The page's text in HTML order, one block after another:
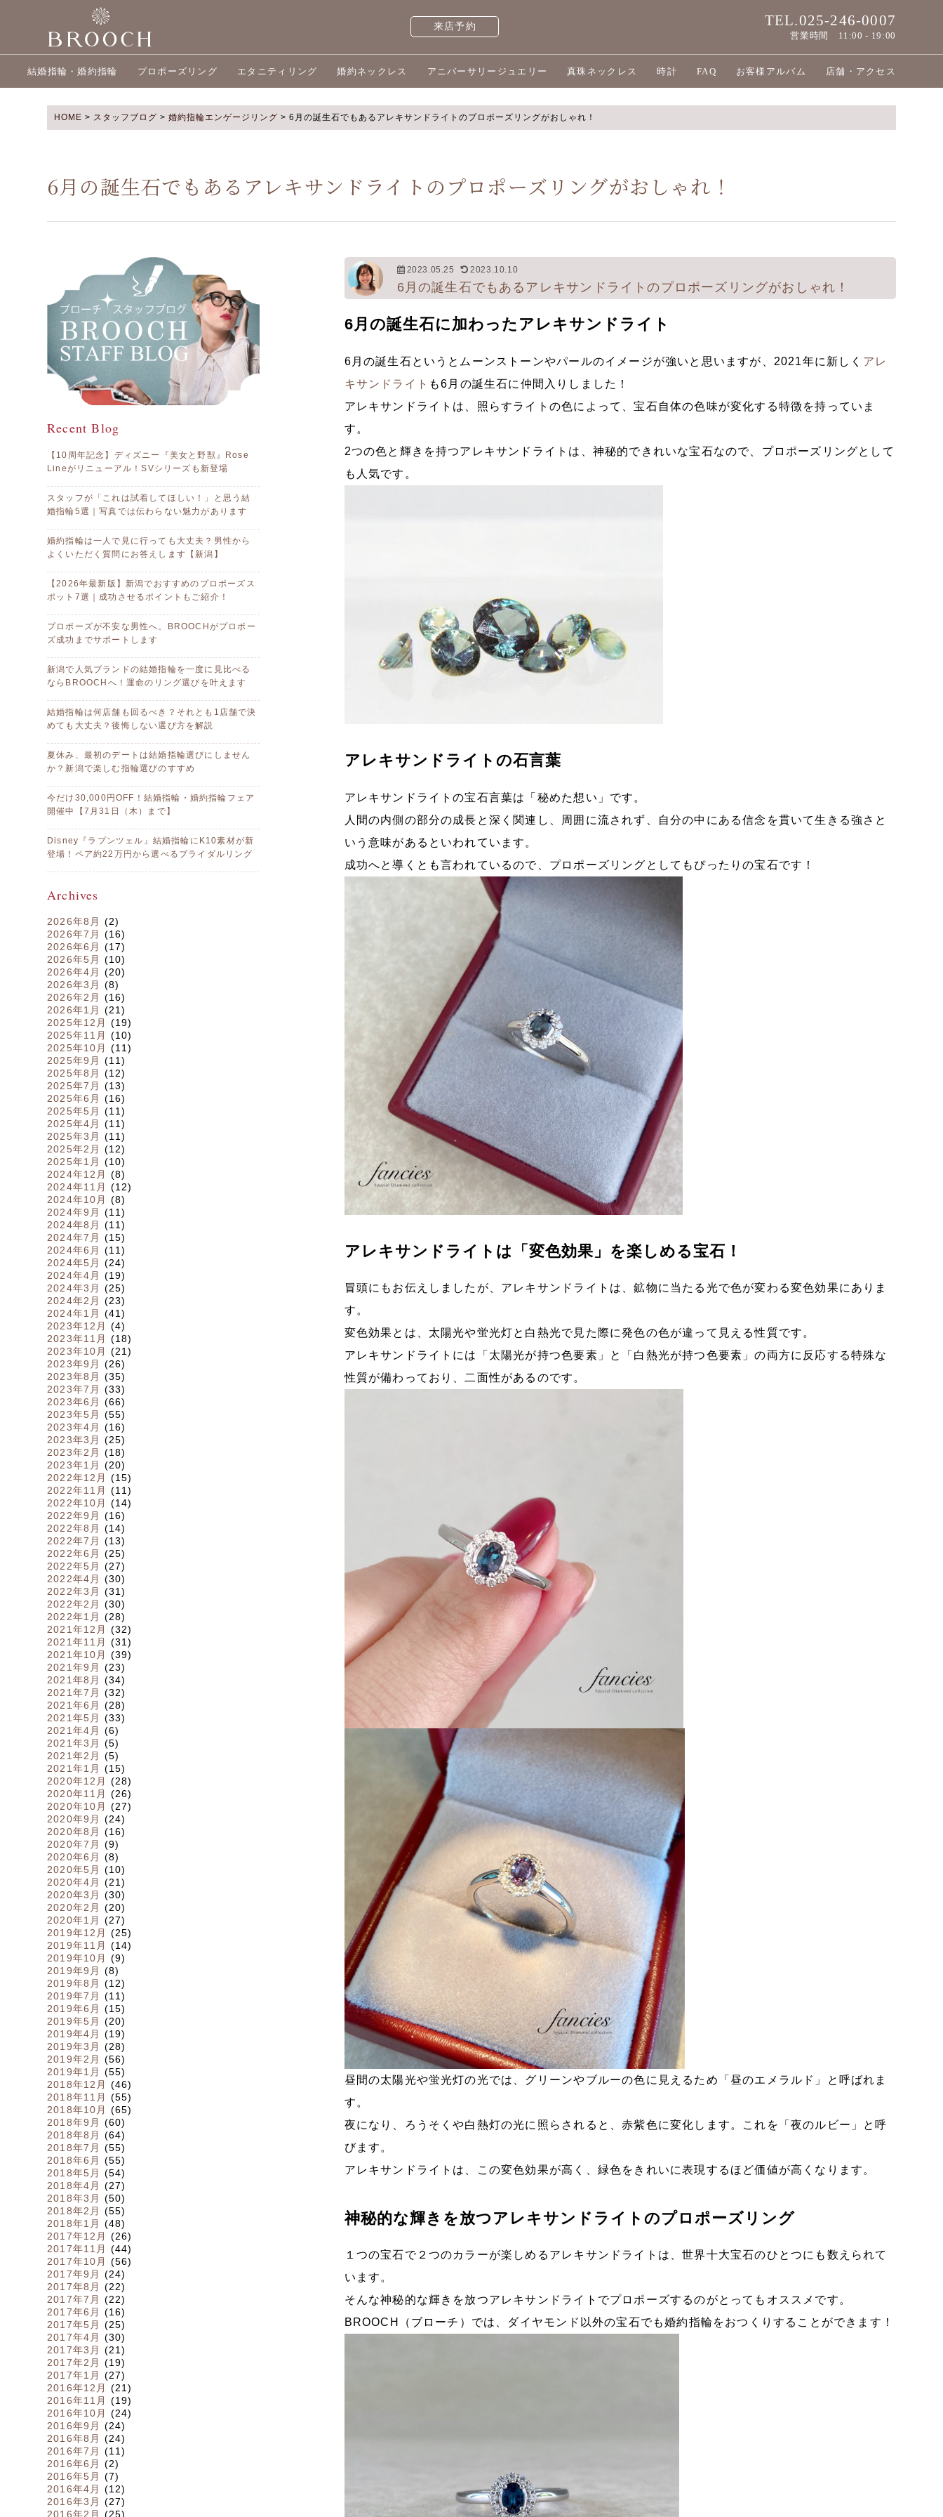
来店予約 TEL.025-246-0007
営業時間 11:00 - 19:00
結婚指輪・婚約指輪 プロポーズリング エタニティリング 婚約ネックレス アニバーサリージュエリー 真珠ネックレス 時計 FAQ お客様アルバム 店舗・アクセス
HOME > スタッフブログ > 婚約指輪エンゲージリング > 6月の誕生石でもあるアレキサンドライトのプロポーズリングがおしゃれ！
6月の誕生石でもあるアレキサンドライトのプロポーズリングがおしゃれ！
Recent Blog
【10周年記念】ディズニー『美女と野獣』Rose
Lineがリニューアル！SVシリーズも新登場
スタッフが「これは試着してほしい！」と思う結
婚指輪5選｜写真では伝わらない魅力があります
婚約指輪は一人で見に行っても大丈夫？男性から
よくいただく質問にお答えします【新潟】
【2026年最新版】新潟でおすすめのプロポーズス
ポット7選｜成功させるポイントもご紹介！
プロポーズが不安な男性へ。BROOCHがプロポー
ズ成功までサポートします
新潟で人気ブランドの結婚指輪を一度に見比べる
ならBROOCHへ！運命のリング選びを叶えます
結婚指輪は何店舗も回るべき？それとも1店舗で決
めても大丈夫？後悔しない選び方を解説
夏休み、最初のデートは結婚指輪選びにしません
か？新潟で楽しむ指輪選びのすすめ
今だけ30,000円OFF！結婚指輪・婚約指輪フェア
開催中【7月31日（木）まで】
Disney『ラプンツェル』結婚指輪にK10素材が新
登場！ペア約22万円から選べるブライダルリング
Archives
2026年8月
(2)
2026年7月
(16)
2026年6月
(17)
2026年5月
(10)
2026年4月
(20)
2026年3月
(8)
2026年2月
(16)
2026年1月
(21)
2025年12月
(19)
2025年11月
(10)
2025年10月
(11)
2025年9月
(11)
2025年8月
(12)
2025年7月
(13)
2025年6月
(16)
2025年5月
(11)
2025年4月
(11)
2025年3月
(11)
2025年2月
(12)
2025年1月
(10)
2024年12月
(8)
2024年11月
(12)
2024年10月
(8)
2024年9月
(11)
2024年8月
(11)
2024年7月
(15)
2024年6月
(11)
2024年5月
(24)
2024年4月
(19)
2024年3月
(25)
2024年2月
(23)
2024年1月
(41)
2023年12月
(4)
2023年11月
(18)
2023年10月
(21)
2023年9月
(26)
2023年8月
(35)
2023年7月
(33)
2023年6月
(66)
2023年5月
(55)
2023年4月
(16)
2023年3月
(25)
2023年2月
(18)
2023年1月
(20)
2022年12月
(15)
2022年11月
(11)
2022年10月
(14)
2022年9月
(16)
2022年8月
(14)
2022年7月
(13)
2022年6月
(25)
2022年5月
(27)
2022年4月
(30)
2022年3月
(31)
2022年2月
(30)
2022年1月
(28)
2021年12月
(32)
2021年11月
(31)
2021年10月
(39)
2021年9月
(23)
2021年8月
(34)
2021年7月
(32)
2021年6月
(28)
2021年5月
(33)
2021年4月
(6)
2021年3月
(5)
2021年2月
(5)
2021年1月
(15)
2020年12月
(28)
2020年11月
(26)
2020年10月
(27)
2020年9月
(24)
2020年8月
(16)
2020年7月
(9)
2020年6月
(8)
2020年5月
(10)
2020年4月
(21)
2020年3月
(30)
2020年2月
(20)
2020年1月
(27)
2019年12月
(25)
2019年11月
(14)
2019年10月
(9)
2019年9月
(8)
2019年8月
(12)
2019年7月
(11)
2019年6月
(15)
2019年5月
(20)
2019年4月
(19)
2019年3月
(28)
2019年2月
(56)
2019年1月
(55)
2018年12月
(46)
2018年11月
(55)
2018年10月
(65)
2018年9月
(60)
2018年8月
(64)
2018年7月
(55)
2018年6月
(55)
2018年5月
(54)
2018年4月
(27)
2018年3月
(50)
2018年2月
(55)
2018年1月
(48)
2017年12月
(26)
2017年11月
(44)
2017年10月
(56)
2017年9月
(24)
2017年8月
(22)
2017年7月
(22)
2017年6月
(16)
2017年5月
(25)
2017年4月
(30)
2017年3月
(21)
2017年2月
(19)
2017年1月
(27)
2016年12月
(21)
2016年11月
(19)
2016年10月
(24)
2016年9月
(24)
2016年8月
(24)
2016年7月
(11)
2016年6月
(2)
2016年5月
(7)
2016年4月
(12)
2016年3月
(27)
2016年2月
(25)
2023.05.25 2023.10.10
6月の誕生石でもあるアレキサンドライトのプロポーズリングがおしゃれ！
6月の誕生石に加わったアレキサンドライト
6月の誕生石というとムーンストーンやパールのイメージが強いと思いますが、2021年に新しく アレ
キサンドライト も6月の誕生石に仲間入りしました！
アレキサンドライトは、照らすライトの色によって、宝石自体の色味が変化する特徴を持っていま
す。
2つの色と輝きを持つアレキサンドライトは、神秘的できれいな宝石なので、プロポーズリングとして
も人気です。
アレキサンドライトの石言葉
アレキサンドライトの宝石言葉は「秘めた想い」です。
人間の内側の部分の成長と深く関連し、周囲に流されず、自分の中にある信念を貫いて生きる強さと
いう意味があるといわれています。
成功へと導くとも言われているので、プロポーズリングとしてもぴったりの宝石です！
アレキサンドライトは「変色効果」を楽しめる宝石！
冒頭にもお伝えしましたが、アレキサンドライトは、鉱物に当たる光で色が変わる変色効果にありま
す。
変色効果とは、太陽光や蛍光灯と白熱光で見た際に発色の色が違って見える性質です。
アレキサンドライトには「太陽光が持つ色要素」と「白熱光が持つ色要素」の両方に反応する特殊な
性質が備わっており、二面性があるのです。
昼間の太陽光や蛍光灯の光では、グリーンやブルーの色に見えるため「昼のエメラルド」と呼ばれま
す。
夜になり、ろうそくや白熱灯の光に照らされると、赤紫色に変化します。これを「夜のルビー」と呼
びます。
アレキサンドライトは、この変色効果が高く、緑色をきれいに表現するほど価値が高くなります。
神秘的な輝きを放つアレキサンドライトのプロポーズリング
１つの宝石で２つのカラーが楽しめるアレキサンドライトは、世界十大宝石のひとつにも数えられて
います。
そんな神秘的な輝きを放つアレキサンドライトでプロポーズするのがとってもオススメです。
BROOCH（ブローチ）では、ダイヤモンド以外の宝石でも婚約指輪をおつくりすることができます！